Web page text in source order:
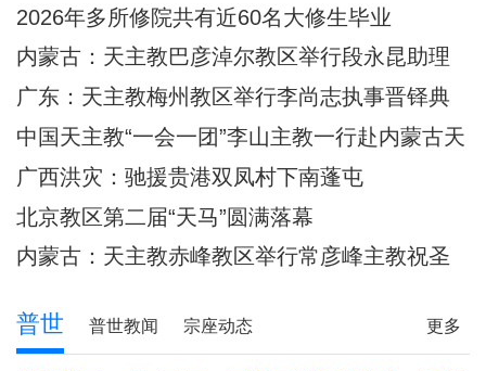
务，回归内在深
禄）三位执事授予司铎圣秩。祝圣典
礼由长治教区丁令斌主教主持，教区
办公室主任申学忠神父、主教府本堂
韩霄神父襄礼。来自长治教区及各地
80余位神父共祭
2026年多所修院共有近60名大修生毕业
内蒙古：天主教巴彦淖尔教区举行段永昆助理
主教祝圣典礼
广东：天主教梅州教区举行李尚志执事晋铎典
礼
中国天主教“一会一团”李山主教一行赴内蒙古天
主教调研
广西洪灾：驰援贵港双凤村下南蓬屯
北京教区第二届“天马”圆满落幕
内蒙古：天主教赤峰教区举行常彦峰主教祝圣
更多
普世 普世教闻 宗座动态